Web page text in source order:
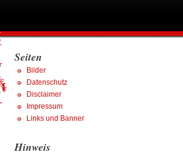
Seiten
Bilder
Datenschutz
Disclaimer
Impressum
Links und Banner
Hinweis